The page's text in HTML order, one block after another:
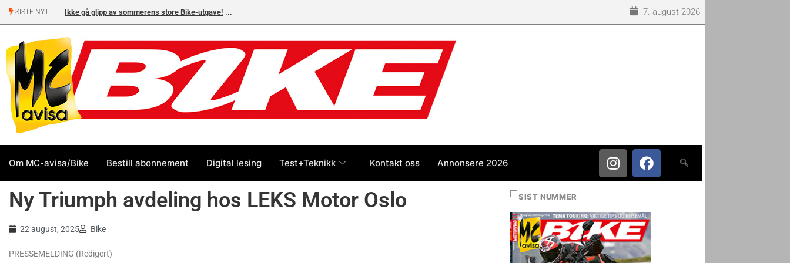
SISTE NYTT Ikke gå glipp av sommerens store Bike-utgave!
Yamaha og BMW
7. august 2026
Om MC-avisa/Bike Bestill abonnement Digital lesing Test+Teknikk Kontakt oss Annonsere 2026
Ny Triumph avdeling hos LEKS Motor Oslo
22 august, 2025 Bike
PRESSEMELDING (Redigert)
SIST NUMMER